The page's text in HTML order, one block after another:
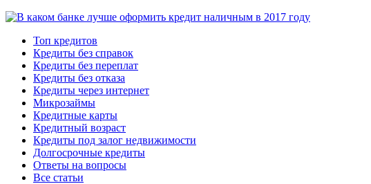
Топ кредитов
Кредиты без справок
Кредиты без переплат
Кредиты без отказа
Кредиты через интернет
Микрозаймы
Кредитные карты
Кредитный возраст
Кредиты под залог недвижимости
Долгосрочные кредиты
Ответы на вопросы
Все статьи